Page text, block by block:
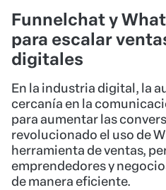
Funnelchat y
para escalar
digitales
En la industria digital, la
cercanía en la
para aumentar las
revolucionado el uso de
herramienta de ventas,
emprendedores y
de manera eficiente.